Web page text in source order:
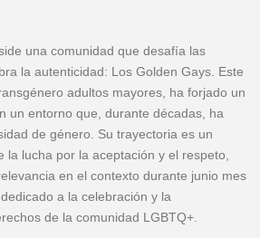
una comunidad que desafía las
la autenticidad: Los Golden Gays. Este
adultos mayores, ha forjado un
un entorno que, durante décadas, ha
de género. Su trayectoria es un
la lucha por la aceptación y el respeto,
en el contexto durante junio mes
a la celebración y la
de la comunidad LGBTQ+.